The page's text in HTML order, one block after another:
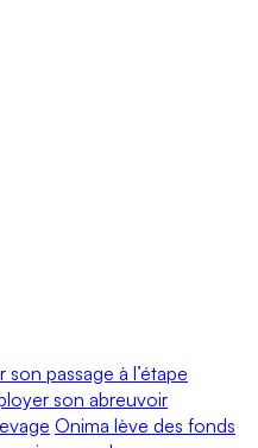
passage à l’étape
son abreuvoir
Onima lève des fonds